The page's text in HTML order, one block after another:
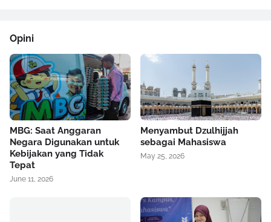
Opini
MBG: Saat Anggaran
Negara Digunakan untuk
Kebijakan yang Tidak
Tepat
June 11, 2026
Menyambut Dzulhijjah
sebagai Mahasiswa
May 25, 2026